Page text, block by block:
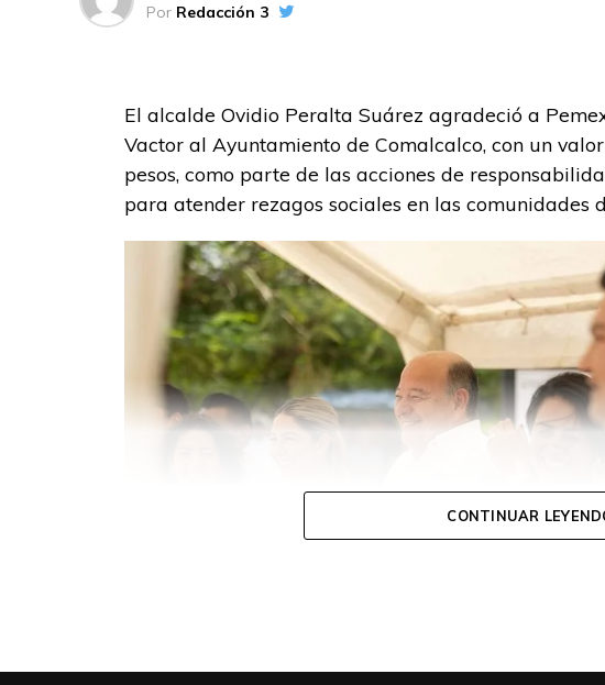
Por Redacción 3
El alcalde Ovidio Peralta Suárez agradeció a
Vactor al Ayuntamiento de Comalcalco, con un
pesos, como parte de las acciones de
para atender rezagos sociales en las comunidades
CONTINUAR